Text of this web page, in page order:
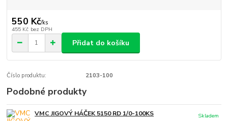
550 Kč/ks
455 Kč bez DPH
Přidat do košíku
Číslo produktu: 2103-100
Podobné produkty
VMC JIGOVÝ HÁČEK 5150 RD 1/0-100KS Skladem